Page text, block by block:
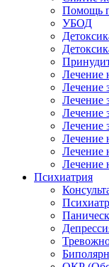
Помощь
УБОД
Лечение
Лечение
Лечение
Лечение
Лечение
Лечение
Лечение
Лечение
Психиатрия